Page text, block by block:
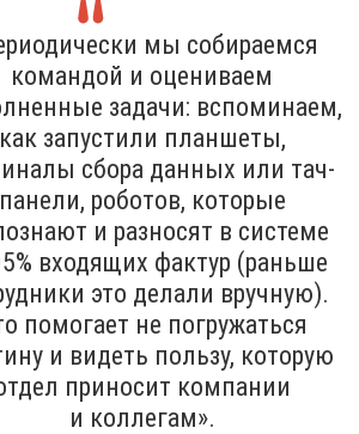
мы собираемся
командой и оцениваем
задачи: вспоминаем,
как запустили планшеты,
сбора данных или тач-
панели, роботов, которые
и разносят в системе
входящих фактур (раньше
это делали вручную).
помогает не погружаться
и видеть пользу, которую
приносит компании
и коллегам».